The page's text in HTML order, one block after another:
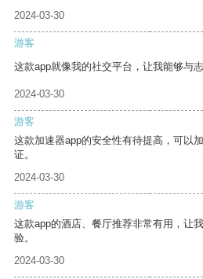
2024-03-30
游客
这款app就像我的社交平台，让我能够与
2024-03-30
游客
这款加速器app的安全性有待提高，可以
证。
2024-03-30
游客
这款app的酒店、餐厅推荐非常有用，让
验。
2024-03-30